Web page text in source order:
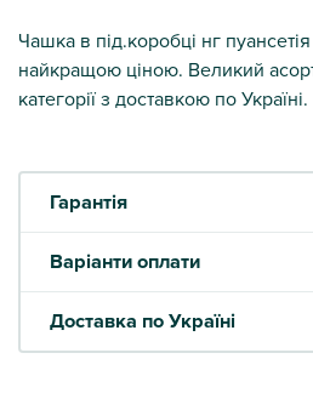
Чашка в під.коробці нг
найкращою ціною. Великий
категорії з доставкою по Україні.
Гарантія
Варіанти оплати
Доставка по Україні